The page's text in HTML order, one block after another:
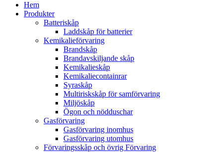
Hem
Produkter
Batteriskåp
Laddskåp för batterier
Kemikalieförvaring
Brandskåp
Brandavskiljande skåp
Kemikalieskåp
Kemikaliecontainrar
Syraskåp
Multiriskskåp för samförvaring
Miljöskåp
Ögon och nödduschar
Gasförvaring
Gasförvaring inomhus
Gasförvaring utomhus
Förvaringsskåp och övrig Förvaring